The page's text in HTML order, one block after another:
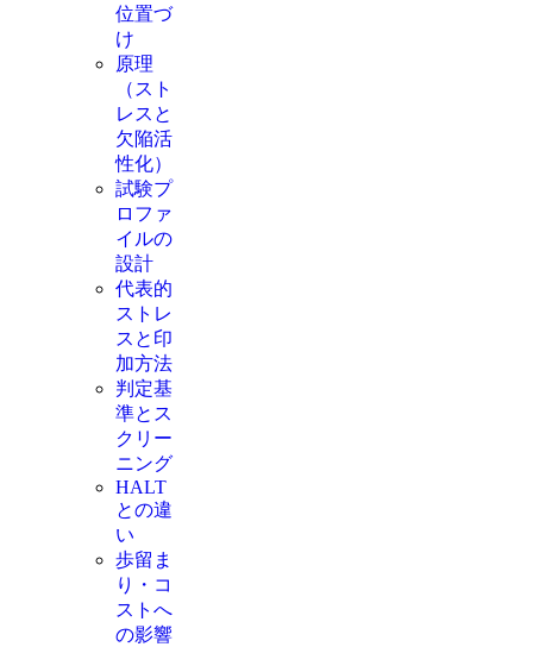
位置づ
け
原理
（スト
レスと
欠陥活
性化）
試験プ
ロファ
イルの
設計
代表的
ストレ
スと印
加方法
判定基
準とス
クリー
ニング
HALT
との違
い
歩留ま
り・コ
ストへ
の影響